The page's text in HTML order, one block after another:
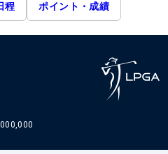
程 ポイント・成績